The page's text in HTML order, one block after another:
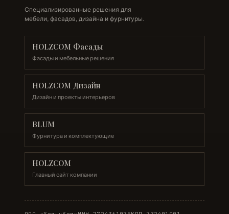
Специализированные решения для
мебели, фасадов, дизайна и фурнитуры.
HOLZCOM Фасады
Фасады и мебельные решения
HOLZCOM Дизайн
Дизайн и проекты интерьеров
BLUM
Фурнитура и комплектующие
HOLZCOM
Главный сайт компании